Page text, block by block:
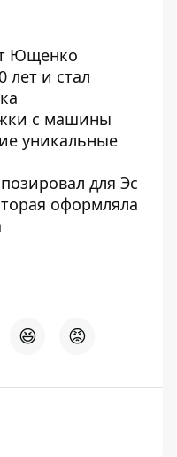
Ющенко
лет и стал
с машины
уникальные
для Эс
оформляла
😆 😡